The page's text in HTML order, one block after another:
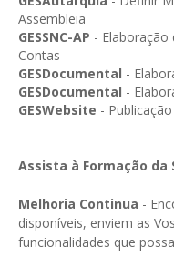
Assembleia
GESSNC-AP -
Contas
GESDocumental -
GESDocumental -
GESWebsite -
Assista à Formação da
Melhoria Continua -
disponíveis, enviem as
funcionalidades que